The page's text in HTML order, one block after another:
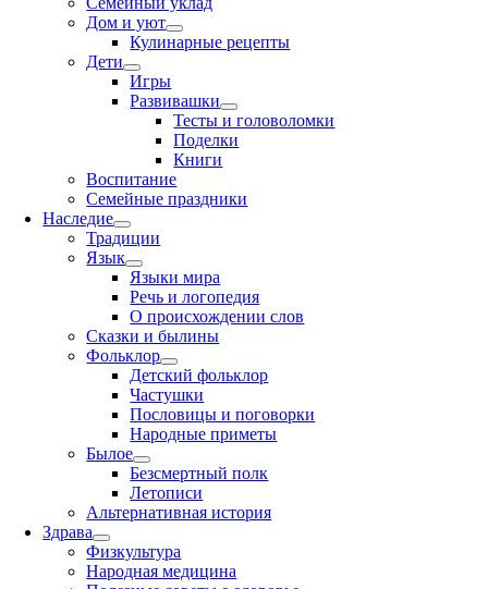
Дом и уют
Кулинарные рецепты
Дети
Игры
Развивашки
Тесты и головоломки
Поделки
Книги
Воспитание
Семейные праздники
Наследие
Традиции
Язык
Языки мира
Речь и логопедия
О происхождении слов
Сказки и былины
Фольклор
Детский фольклор
Частушки
Пословицы и поговорки
Народные приметы
Былое
Безсмертный полк
Летописи
Альтернативная история
Здрава
Физкультура
Народная медицина